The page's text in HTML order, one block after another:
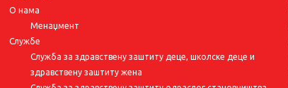
О нама
Менаџмент
Службе
Служба за здравствену заштиту деце, школске деце и
здравствену заштиту жена